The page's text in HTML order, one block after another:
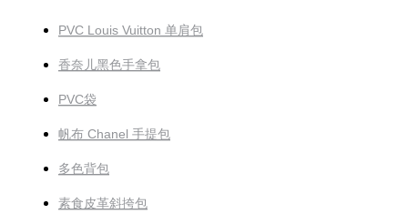
PVC Louis Vuitton 单肩包
香奈儿黑色手拿包
PVC袋
帆布 Chanel 手提包
多色背包
素食皮革斜挎包